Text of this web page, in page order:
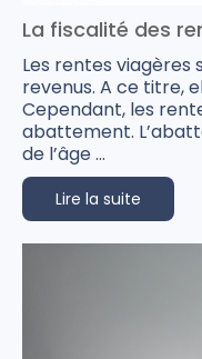
La fiscalité des
Les rentes viagères
revenus. A ce titre,
Cependant, les
abattement.
de l’âge ...
Lire la suite